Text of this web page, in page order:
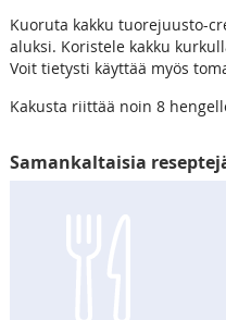
Kuoruta kakku tuorejuusto-
aluksi. Koristele kakku
Voit tietysti käyttää myös
Kakusta riittää noin 8
Samankaltaisia